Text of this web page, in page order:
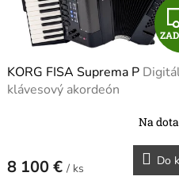
KORG FISA Suprema P
klávesový akordeón
Na
8 100 € / ks
Do